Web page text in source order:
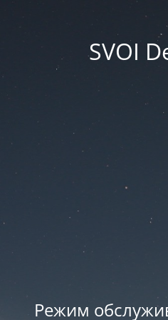
SVOI
Режим